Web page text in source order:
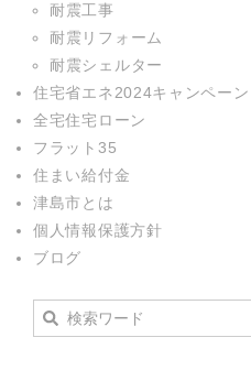
耐震工事
耐震リフォーム
耐震シェルター
住宅省エネ2024キャンペーン
全宅住宅ローン
フラット35
住まい給付金
津島市とは
個人情報保護方針
ブログ